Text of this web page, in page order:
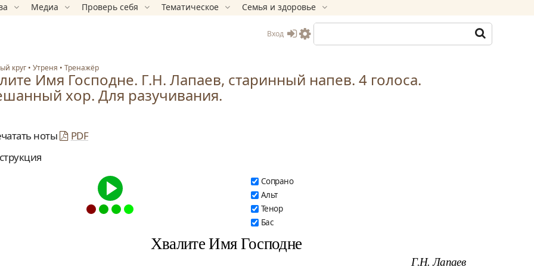
Медиа Проверь себя Тематическое Семья и здоровье
Вход
круг Утреня Тренажёр
Имя Господне. Г.Н. Лапаев, старинный напев. 4 голоса.
хор. Для разучивания.
ноты
PDF
Сопрано
Альт
Тенор
Бас
Хвалите Имя Господне
Г.Н. Лапаев